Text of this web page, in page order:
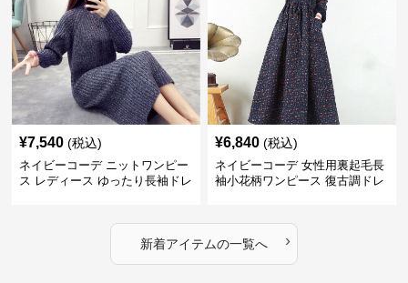
¥7,540 (税込)
ネイビーコーデ ニットワンピー
ス レディース ゆったり長袖ドレ
¥6,840 (税込)
ネイビーコーデ 女性用裏起毛長
袖小花柄ワンピース 復古調ドレ
新着アイテムの一覧へ ›